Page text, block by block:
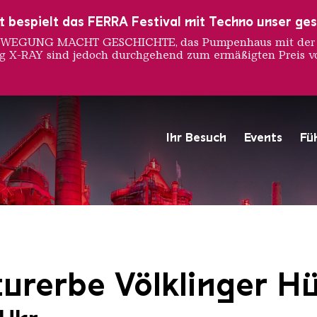
Ihr Besuch Events
Hochofengruppe in Rot
Copyright: Weltkulturerbe
Völklinger
bespielt das FERRA Festival mit Techno unser
MACHT GESCHICHTE, das Pumpenhaus mit
RAY sind jedoch durchgehend zum ermäßigten Preis